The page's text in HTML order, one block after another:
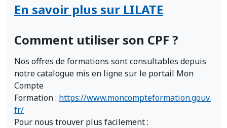
En savoir plus sur LILATE
Comment utiliser son CPF ?
Nos offres de formations sont consultables depuis
notre catalogue mis en ligne sur le portail Mon
Compte
Formation : https://www.moncompteformation.gouv.
fr/
Pour nous trouver plus facilement :